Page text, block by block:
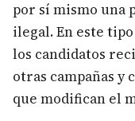
por sí mismo una
ilegal. En este
los candidatos
otras campañas y
que modifican el